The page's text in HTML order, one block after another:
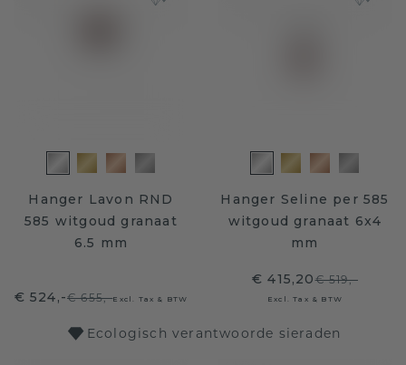
Hanger Lavon RND
585 witgoud granaat
6.5 mm
€ 524,-€ 655,-Excl. Tax & BTW
Hanger Seline per 585
witgoud granaat 6x4
mm
€ 415,20€ 519,-
Excl. Tax & BTW
Ecologisch verantwoorde sieraden